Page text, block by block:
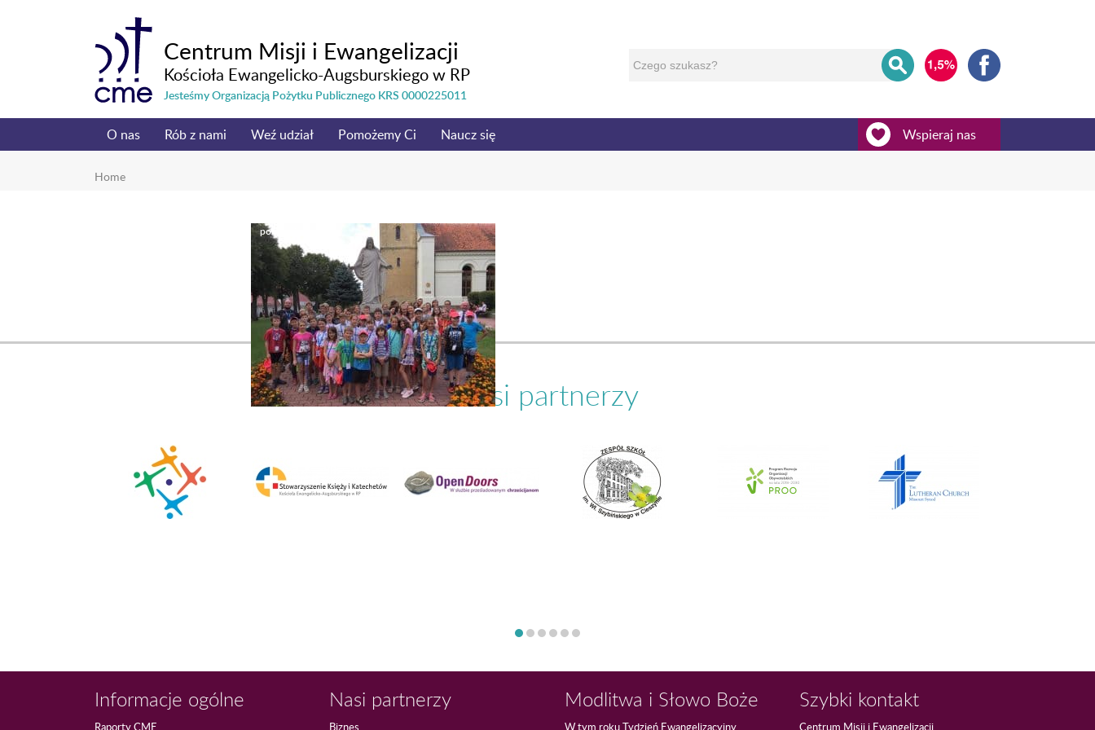
Centrum Misji i Ewangelizacji
Kościoła Ewangelicko-Augsburskiego w RP
Jesteśmy Organizacją Pożytku Publicznego KRS 0000225011
O nas Rób z nami Weź udział Pomożemy Ci Naucz się Wspieraj nas
Home
Nasi partnerzy
Informacje ogólne
Raporty CME
Nasi partnerzy
Biznes
Modlitwa i Słowo Boże
W tym roku Tydzień Ewangelizacyjny
Szybki kontakt
Centrum Misji i Ewangelizacji